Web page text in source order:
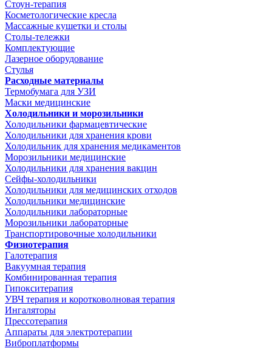
Стоун-терапия
Косметологические кресла
Массажные кушетки и столы
Столы-тележки
Комплектующие
Лазерное оборудование
Стулья
Расходные материалы
Термобумага для УЗИ
Маски медицинские
Холодильники и морозильники
Холодильники фармацевтические
Холодильники для хранения крови
Холодильник для хранения медикаментов
Морозильники медицинские
Холодильники для хранения вакцин
Сейфы-холодильники
Холодильники для медицинских отходов
Холодильники медицинские
Холодильники лабораторные
Морозильники лабораторные
Транспортировочные холодильники
Физиотерапия
Галотерапия
Вакуумная терапия
Комбинированная терапия
Гипокситерапия
УВЧ терапия и коротковолновая терапия
Ингаляторы
Прессотерапия
Аппараты для электротерапии
Виброплатформы